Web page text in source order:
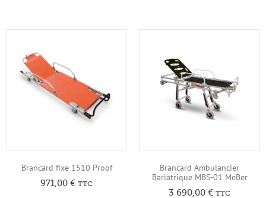
Brancard fixe 1510 Proof
971,00 € TTC
Brancard Ambulancier
Bariatrique MBS-01 MeBer
3 690,00 € TTC